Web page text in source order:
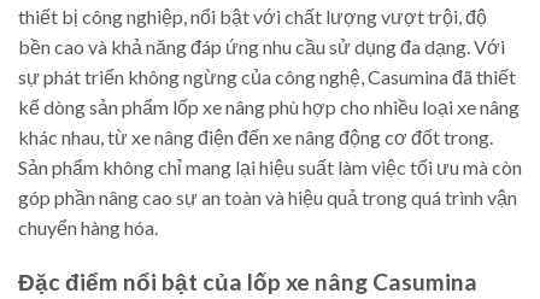
thiết bị công nghiệp, nổi bật với chất lượng vượt trội, độ
bền cao và khả năng đáp ứng nhu cầu sử dụng đa dạng. Với
sự phát triển không ngừng của công nghệ, Casumina đã thiết
kế dòng sản phẩm lốp xe nâng phù hợp cho nhiều loại xe nâng
khác nhau, từ xe nâng điện đến xe nâng động cơ đốt trong.
Sản phẩm không chỉ mang lại hiệu suất làm việc tối ưu mà còn
góp phần nâng cao sự an toàn và hiệu quả trong quá trình vận
chuyển hàng hóa.
Đặc điểm nổi bật của lốp xe nâng Casumina